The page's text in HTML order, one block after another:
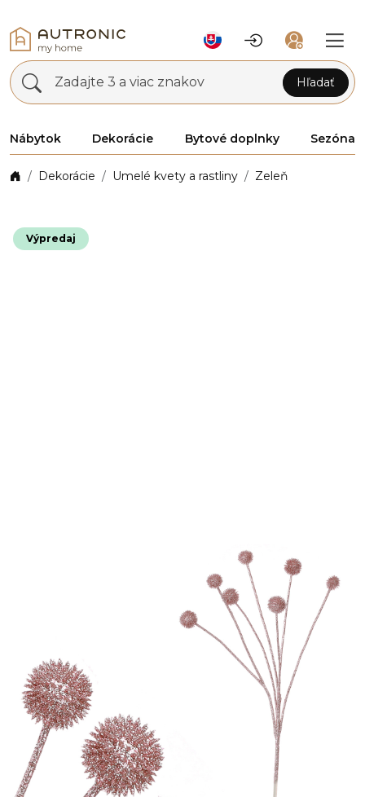
Zadajte 3 a viac znakov Hľadať
Nábytok Dekorácie Bytové doplnky Sezóna
Dekorácie Umelé kvety a rastliny Zeleň
Výpredaj